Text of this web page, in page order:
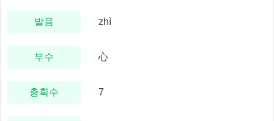
발음 zhì
부수 心
총획수 7